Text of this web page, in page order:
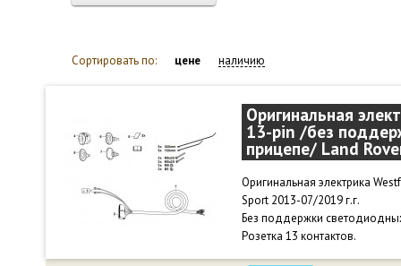
Сортировать по: цене наличию
Оригинальная
13-pin /без
прицепе/ Land
Оригинальная электрика
Sport 2013-07/2019 г.г.
Без поддержки
Розетка 13 контактов.